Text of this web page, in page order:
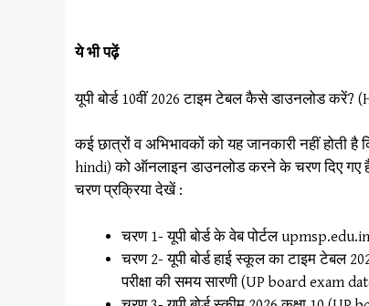
ये भी पढ़ें
यूपी बोर्ड 10वीं 2026 टाइम टेबल कैसे डाउनलोड
कई छात्रों व अभिभावकों को यह जानकारी नहीं होती
hindi) को ऑनलाइन डाउनलोड करने के चरण दिए गए
चरण प्रक्रिया देखें :
चरण 1- यूपी बोर्ड के वेब पोर्टल
चरण 2- यूपी बोर्ड हाई स्कूल का टाइम टेबल
परीक्षा की समय सारणी (UP board exam